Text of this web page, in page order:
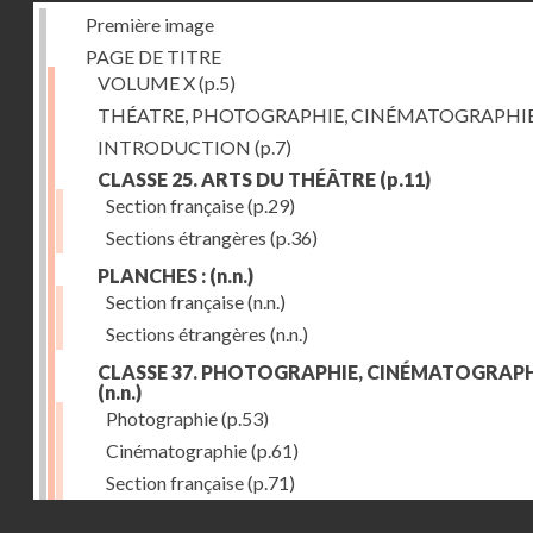
Première image
PAGE DE TITRE
VOLUME X(p.5)
THÉATRE, PHOTOGRAPHIE,
INTRODUCTION (p.7)
CLASSE 25. ARTS DU THÉÂTRE (p.11)
Section française(p.29)
Sections étrangères (p.36)
PLANCHES : (n.n.)
Section française(n.n.)
Sections étrangères (n.n.)
CLASSE 37. PHOTOGRAPHIE,
(n.n.)
Photographie(p.53)
Cinématographie(p.61)
Section française(p.71)